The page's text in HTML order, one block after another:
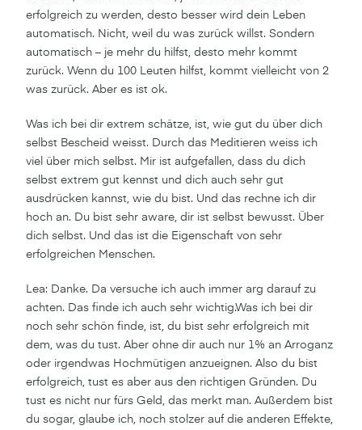
erfolgreich zu werden, desto besser wird dein Leben
automatisch. Nicht, weil du was zurück willst. Sondern
automatisch – je mehr du hilfst, desto mehr kommt
zurück. Wenn du 100 Leuten hilfst, kommt vielleicht von 2
was zurück. Aber es ist ok.
Was ich bei dir extrem schätze, ist, wie gut du über dich
selbst Bescheid weisst. Durch das Meditieren weiss ich
viel über mich selbst. Mir ist aufgefallen, dass du dich
selbst extrem gut kennst und dich auch sehr gut
ausdrücken kannst, wie du bist. Und das rechne ich dir
hoch an. Du bist sehr aware, dir ist selbst bewusst. Über
dich selbst. Und das ist die Eigenschaft von sehr
erfolgreichen Menschen.
Lea: Danke. Da versuche ich auch immer arg darauf zu
achten. Das finde ich auch sehr wichtig.Was ich bei dir
noch sehr schön finde, ist, du bist sehr erfolgreich mit
dem, was du tust. Aber ohne dir auch nur 1% an Arroganz
oder irgendwas Hochmütigen anzueignen. Also du bist
erfolgreich, tust es aber aus den richtigen Gründen. Du
tust es nicht nur fürs Geld, das merkt man. Außerdem bist
du sogar, glaube ich, noch stolzer auf die anderen Effekte,